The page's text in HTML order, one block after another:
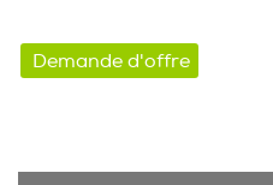
Demande d'offre